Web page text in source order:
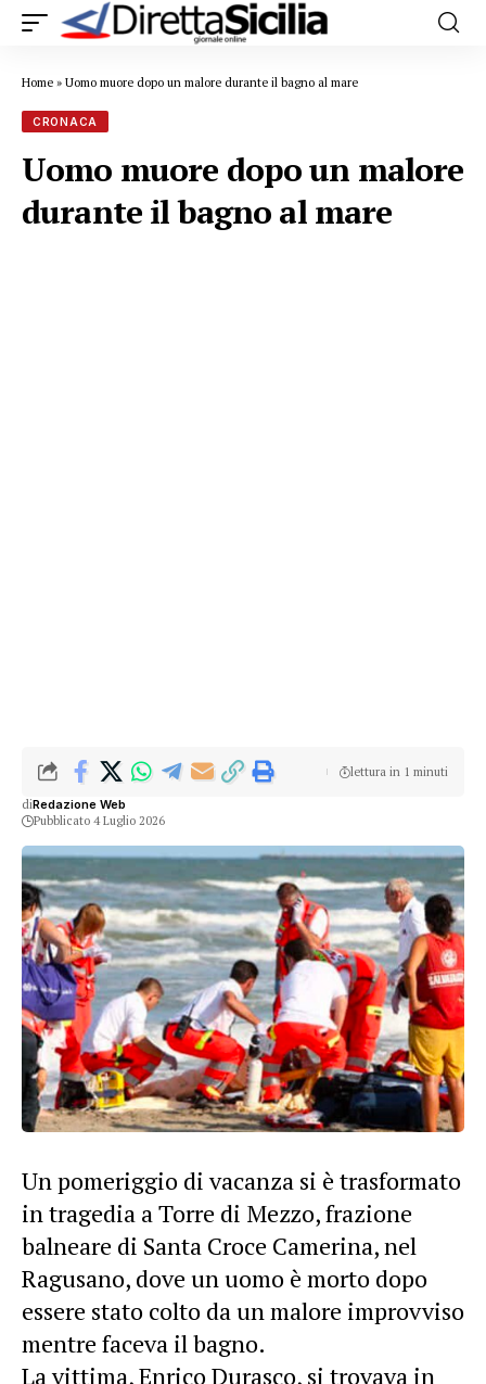
Home » Uomo muore dopo un malore durante il bagno al mare
CRONACA
Uomo muore dopo un malore
durante il bagno al mare
diRedazione Web
Pubblicato 4 Luglio 2026
lettura in 1 minuti
Un pomeriggio di vacanza si è trasformato
in tragedia a Torre di Mezzo, frazione
balneare di Santa Croce Camerina, nel
Ragusano, dove un uomo è morto dopo
essere stato colto da un malore improvviso
mentre faceva il bagno.
La vittima, Enrico Durasco, si trovava in